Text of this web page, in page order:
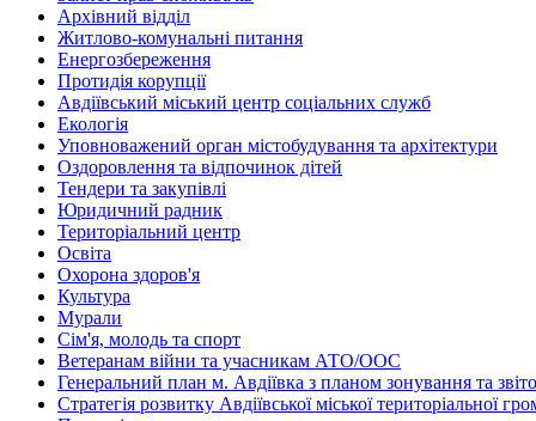
Архівний відділ
Житлово-комунальні питання
Енергозбереження
Протидія корупції
Авдіївський міський центр соціальних служб
Екологія
Уповноважений орган містобудування та архітектури
Оздоровлення та відпочинок дітей
Тендери та закупівлі
Юридичний радник
Територіальний центр
Освіта
Охорона здоров'я
Культура
Мурали
Сім'я, молодь та спорт
Ветеранам війни та учасникам АТО/ООС
Генеральний план м. Авдіївка з планом зонування та
Стратегія розвитку Авдіївської міської територіальної